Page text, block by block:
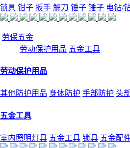
锁具 钳子 扳手 解刀 锤子 锤子 电钻/
劳保五金
劳动保护用品 五金工具
劳动保护用品
其他防护用品 身体防护 手部防护 头
五金工具
室内照明灯具 五金工具 锁具 五金配